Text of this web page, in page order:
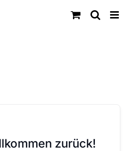
zurück!